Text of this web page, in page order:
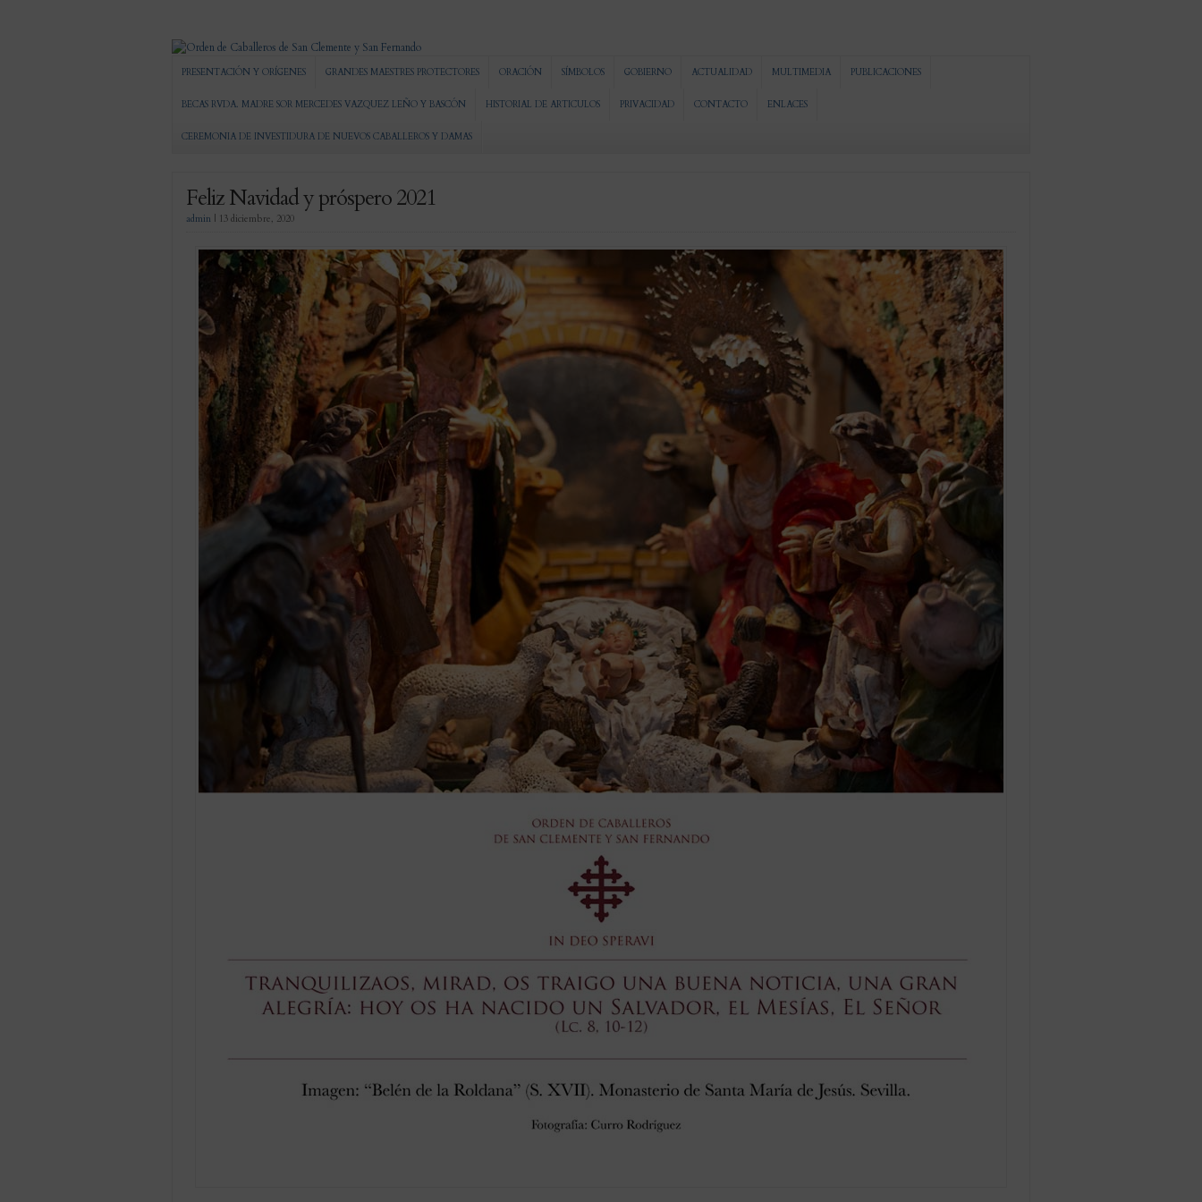
PRESENTACIÓN Y ORÍGENES GRANDES MAESTRES PROTECTORES ORACIÓN SÍMBOLOS GOBIERNO ACTUALIDAD MULTIMEDIA PUBLICACIONES
BECAS RVDA. MADRE SOR MERCEDES VAZQUEZ LEÑO Y BASCÓN HISTORIAL DE ARTICULOS PRIVACIDAD CONTACTO ENLACES
CEREMONIA DE INVESTIDURA DE NUEVOS CABALLEROS Y DAMAS
Feliz Navidad y próspero 2021
admin | 13 diciembre, 2020